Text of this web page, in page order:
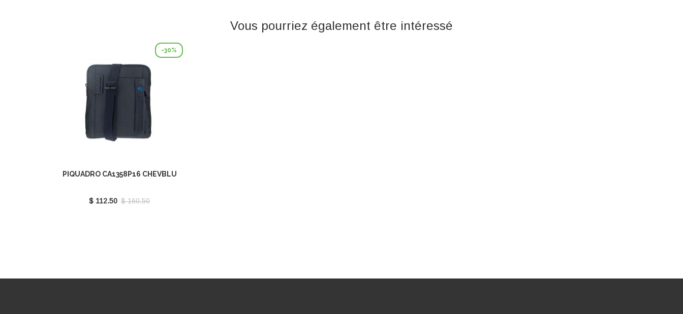
Vous pourriez également être intéressé
-30%
PIQUADRO CA1358P16 CHEVBLU
$ 112.50 $ 160.50